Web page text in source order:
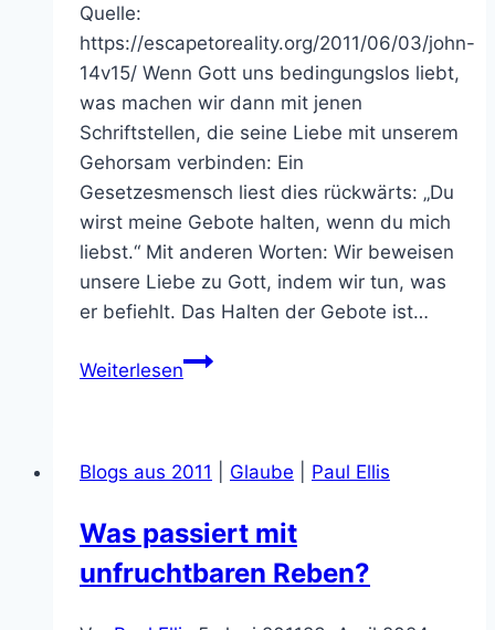
Quelle:
https://escapetoreality.org/2011/06/03/john-
14v15/ Wenn Gott uns bedingungslos liebt,
was machen wir dann mit jenen
Schriftstellen, die seine Liebe mit unserem
Gehorsam verbinden: Ein
Gesetzesmensch liest dies rückwärts: „Du
wirst meine Gebote halten, wenn du mich
liebst.“ Mit anderen Worten: Wir beweisen
unsere Liebe zu Gott, indem wir tun, was
er befiehlt. Das Halten der Gebote ist…
WeiterlesenJohannes
Gebote
Blogs aus 2011 Glaube Paul Ellis
Was passiert mit
unfruchtbaren Reben?